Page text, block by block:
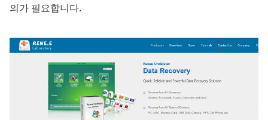
의가 필요합니다.